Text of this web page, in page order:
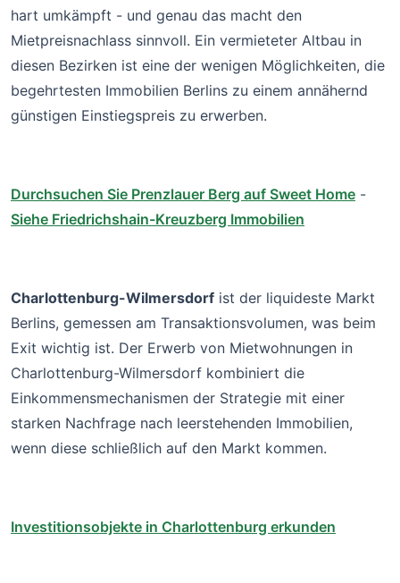
hart umkämpft - und genau das macht den
Mietpreisnachlass sinnvoll. Ein vermieteter Altbau in
diesen Bezirken ist eine der wenigen Möglichkeiten, die
begehrtesten Immobilien Berlins zu einem annähernd
günstigen Einstiegspreis zu erwerben.
Durchsuchen Sie Prenzlauer Berg auf Sweet Home -
Siehe Friedrichshain-Kreuzberg Immobilien
Charlottenburg-Wilmersdorf ist der liquideste Markt
Berlins, gemessen am Transaktionsvolumen, was beim
Exit wichtig ist. Der Erwerb von Mietwohnungen in
Charlottenburg-Wilmersdorf kombiniert die
Einkommensmechanismen der Strategie mit einer
starken Nachfrage nach leerstehenden Immobilien,
wenn diese schließlich auf den Markt kommen.
Investitionsobjekte in Charlottenburg erkunden